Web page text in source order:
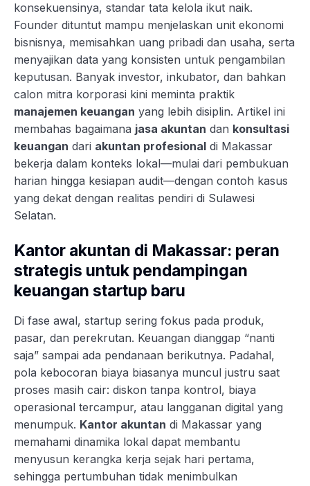
konsekuensinya, standar tata kelola ikut naik.
Founder dituntut mampu menjelaskan unit ekonomi
bisnisnya, memisahkan uang pribadi dan usaha, serta
menyajikan data yang konsisten untuk pengambilan
keputusan. Banyak investor, inkubator, dan bahkan
calon mitra korporasi kini meminta praktik
manajemen keuangan yang lebih disiplin. Artikel ini
membahas bagaimana jasa akuntan dan konsultasi
keuangan dari akuntan profesional di Makassar
bekerja dalam konteks lokal—mulai dari pembukuan
harian hingga kesiapan audit—dengan contoh kasus
yang dekat dengan realitas pendiri di Sulawesi
Selatan.
Kantor akuntan di Makassar: peran
strategis untuk pendampingan
keuangan startup baru
Di fase awal, startup sering fokus pada produk,
pasar, dan perekrutan. Keuangan dianggap “nanti
saja” sampai ada pendanaan berikutnya. Padahal,
pola kebocoran biaya biasanya muncul justru saat
proses masih cair: diskon tanpa kontrol, biaya
operasional tercampur, atau langganan digital yang
menumpuk. Kantor akuntan di Makassar yang
memahami dinamika lokal dapat membantu
menyusun kerangka kerja sejak hari pertama,
sehingga pertumbuhan tidak menimbulkan